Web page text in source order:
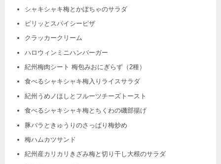
シャキシャキ梅とかぼちゃのサラダ
ピリッとスパイシーピザ
クラッカークリーム
ハロウィンミニハンバーガー
紀州梅肉シート 梅包みおにぎらず（2種）
食べるシャキシャキ梅入りライスサラダ
紀州うめノほしとフルーツチーズトースト
食べるシャキシャキ梅とちくわの磯部揚げ
豚バラときゅうりのさっぱり梅炒め
梅ハムカツサンド
紀州産カリカリきざみ梅と切り干し大根のサラダ